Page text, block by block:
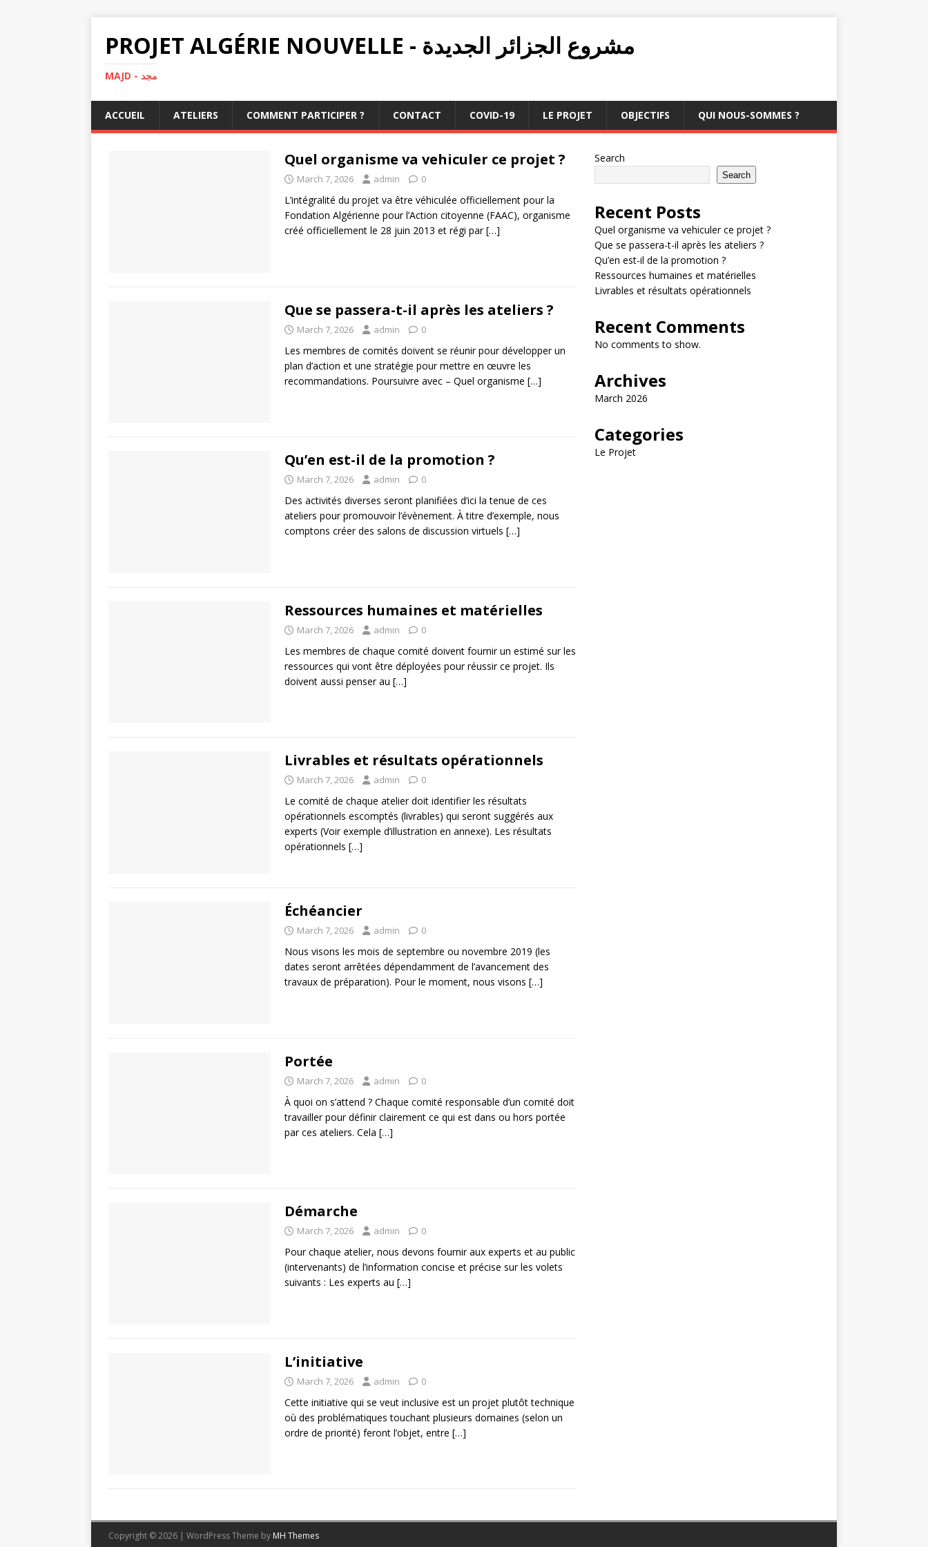
PROJET ALGÉRIE NOUVELLE - مشروع الجزائر الجديدة
MAJD - مجد
ACCUEIL ATELIERS COMMENT PARTICIPER ? CONTACT COVID-19 LE PROJET OBJECTIFS QUI NOUS-SOMMES ?
Quel organisme va vehiculer ce projet ?
March 7, 2026 admin 0
L’intégralité du projet va être véhiculée officiellement pour la
Fondation Algérienne pour l’Action citoyenne (FAAC), organisme
créé officiellement le 28 juin 2013 et régi par[…]
Que se passera-t-il après les ateliers ?
March 7, 2026 admin 0
Les membres de comités doivent se réunir pour développer un
plan d’action et une stratégie pour mettre en œuvre les
recommandations. Poursuivre avec – Quel organisme […]
Qu’en est-il de la promotion ?
March 7, 2026 admin 0
Des activités diverses seront planifiées d’ici la tenue de ces
ateliers pour promouvoir l’évènement. À titre d’exemple, nous
comptons créer des salons de discussion virtuels […]
Ressources humaines et matérielles
March 7, 2026 admin 0
Les membres de chaque comité doivent fournir un estimé sur les
ressources qui vont être déployées pour réussir ce projet. Ils
doivent aussi penser au […]
Livrables et résultats opérationnels
March 7, 2026 admin 0
Le comité de chaque atelier doit identifier les résultats
opérationnels escomptés (livrables) qui seront suggérés aux
experts (Voir exemple d’illustration en annexe). Les résultats
opérationnels […]
Échéancier
March 7, 2026 admin 0
Nous visons les mois de septembre ou novembre 2019 (les
dates seront arrêtées dépendamment de l’avancement des
travaux de préparation). Pour le moment, nous visons […]
Portée
March 7, 2026 admin 0
À quoi on s’attend ? Chaque comité responsable d’un comité doit
travailler pour définir clairement ce qui est dans ou hors portée
par ces ateliers. Cela […]
Démarche
March 7, 2026 admin 0
Pour chaque atelier, nous devons fournir aux experts et au public
(intervenants) de l’information concise et précise sur les volets
suivants : Les experts au […]
L’initiative
March 7, 2026 admin 0
Cette initiative qui se veut inclusive est un projet plutôt technique
où des problématiques touchant plusieurs domaines (selon un
ordre de priorité) feront l’objet, entre […]
Search
Search
Recent Posts
Quel organisme va vehiculer ce projet ?
Que se passera-t-il après les ateliers ?
Qu’en est-il de la promotion ?
Ressources humaines et matérielles
Livrables et résultats opérationnels
Recent Comments
No comments to show.
Archives
March 2026
Categories
Le Projet
Copyright © 2026 | WordPress Theme by MH Themes